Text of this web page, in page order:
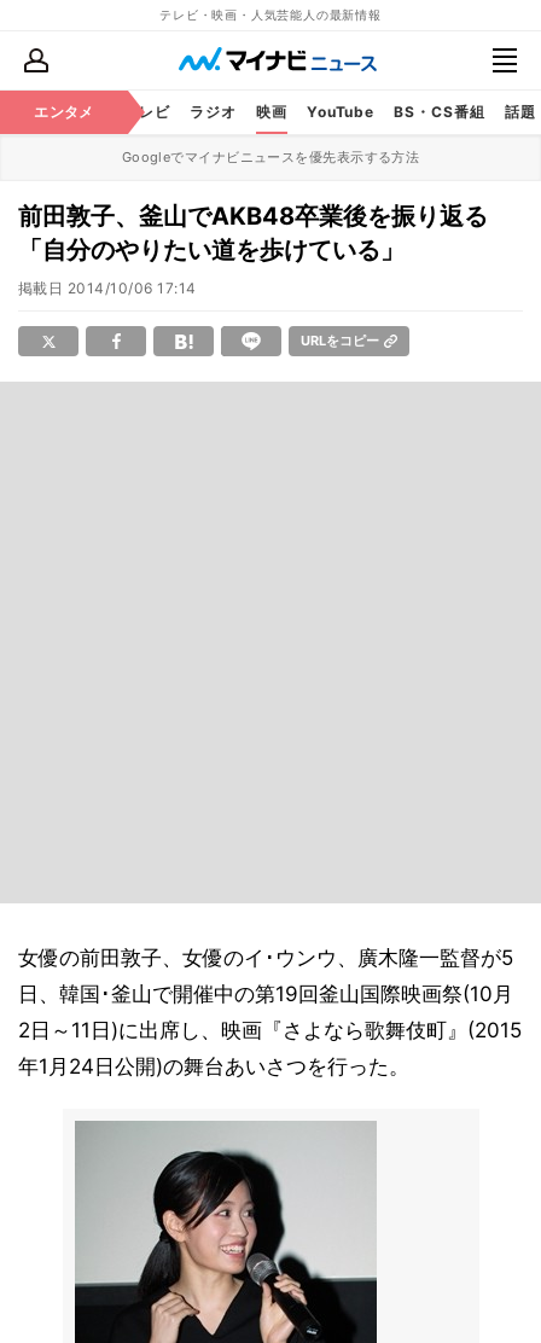
テレビ・映画・人気芸能人の最新情報
エンタメ
芸能 テレビ ラジオ 映画 YouTube BS・CS番組 話題
Googleでマイナビニュースを優先表示する方法
前田敦子、釜山でAKB48卒業後を振り返る
「自分のやりたい道を歩けている」
掲載日 2014/10/06 17:14
URLをコピー
女優の前田敦子、女優のイ･ウンウ、廣木隆一監督が5
日、韓国･釜山で開催中の第19回釜山国際映画祭(10月
2日～11日)に出席し、映画『さよなら歌舞伎町』(2015
年1月24日公開)の舞台あいさつを行った。